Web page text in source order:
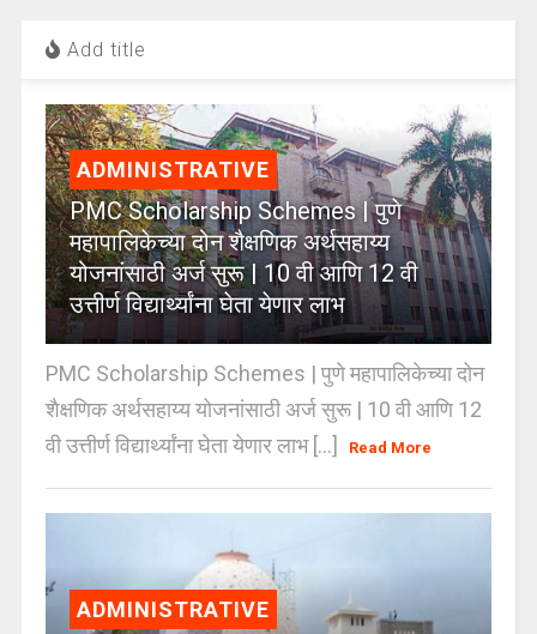
Add title
ADMINISTRATIVE
PMC Scholarship Schemes | पुणे
महापालिकेच्या दोन शैक्षणिक अर्थसहाय्य
योजनांसाठी अर्ज सुरू | 10 वी आणि 12 वी
उत्तीर्ण विद्यार्थ्यांना घेता येणार लाभ
PMC Scholarship Schemes | पुणे महापालिकेच्या दोन
शैक्षणिक अर्थसहाय्य योजनांसाठी अर्ज सुरू | 10 वी आणि 12
वी उत्तीर्ण विद्यार्थ्यांना घेता येणार लाभ [...]
Read More
ADMINISTRATIVE